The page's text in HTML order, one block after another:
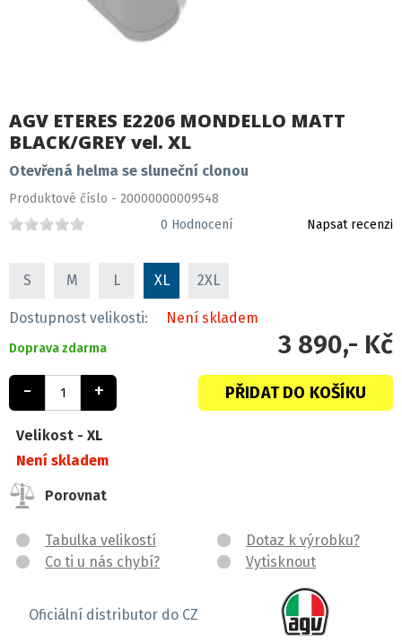
AGV ETERES E2206 MONDELLO MATT
BLACK/GREY vel. XL
Otevřená helma se sluneční clonou
Produktové číslo - 20000000009548
0 Hodnocení Napsat recenzi
S M L XL 2XL
Dostupnost velikosti: Není skladem
Doprava zdarma 3 890,- Kč
- + PŘIDAT DO KOŠÍKU
Velikost - XL
Není skladem
Porovnat
Tabulka velikostí
Co ti u nás chybí?
Dotaz k výrobku?
Vytisknout
Oficiální distributor do CZ